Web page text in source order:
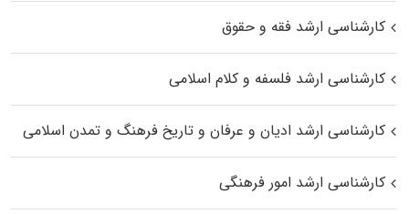
کارشناسی ارشد فقه و حقوق
کارشناسی ارشد فلسفه و کلام اسلامی
کارشناسی ارشد ادیان و عرفان و تاریخ فرهنگ و تمدن اسلامی
کارشناسی ارشد امور فرهنگی